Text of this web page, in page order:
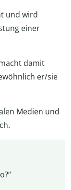
und wird
einer
damit
er/sie
Medien und